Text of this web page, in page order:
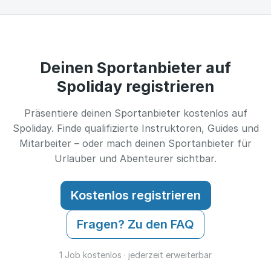
Deinen Sportanbieter auf
Spoliday registrieren
Präsentiere deinen Sportanbieter kostenlos auf
Spoliday. Finde qualifizierte Instruktoren, Guides und
Mitarbeiter – oder mach deinen Sportanbieter für
Urlauber und Abenteurer sichtbar.
Kostenlos registrieren
Fragen? Zu den FAQ
1 Job kostenlos · jederzeit erweiterbar